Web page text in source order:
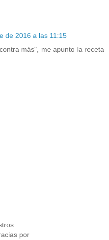
de 2016 a las 11:15
más", me apunto la receta
por